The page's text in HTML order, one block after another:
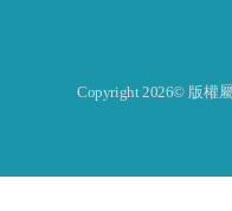
Copyright 2026© 版權